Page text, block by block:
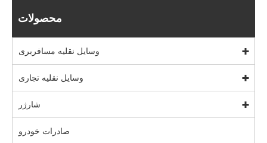
محصولات
وسایل نقلیه مسافربری
وسایل نقلیه تجاری
شارژر
صادرات خودرو